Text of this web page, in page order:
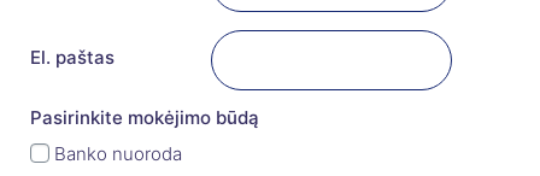
El. paštas
Pasirinkite mokėjimo būdą
Banko nuoroda